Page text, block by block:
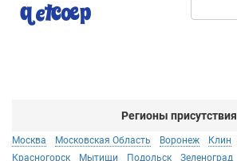
Регионы присутствия
Москва Московская Область Воронеж Клин
Красногорск
Мытищи Подольск Зеленоград